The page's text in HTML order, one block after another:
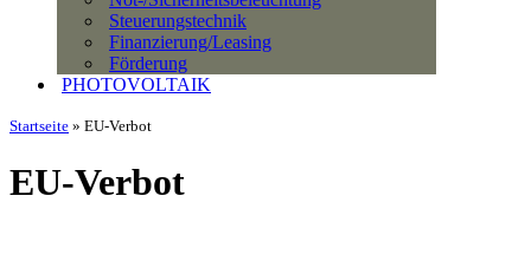
Steuerungstechnik
Finanzierung/Leasing
Förderung
PHOTOVOLTAIK
Startseite » EU-Verbot
EU-Verbot